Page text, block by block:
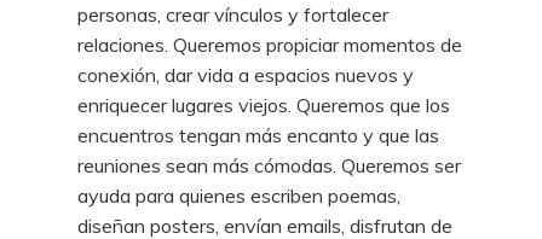
personas, crear vínculos y fortalecer
relaciones. Queremos propiciar momentos de
conexión, dar vida a espacios nuevos y
enriquecer lugares viejos. Queremos que los
encuentros tengan más encanto y que las
reuniones sean más cómodas. Queremos ser
ayuda para quienes escriben poemas,
diseñan posters, envían emails, disfrutan de